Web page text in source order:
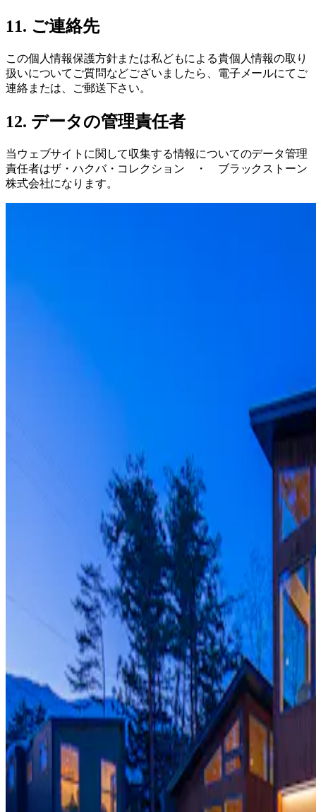
11. ご連絡先
この個人情報保護方針または私どもによる貴個人情報の取り
扱いについてご質問などございましたら、電子メールにてご
連絡または、ご郵送下さい。
12. データの管理責任者
当ウェブサイトに関して収集する情報についてのデータ管理
責任者はザ・ハクバ・コレクション ・ ブラックストーン
株式会社になります。